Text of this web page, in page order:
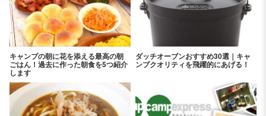
キャンプの朝に花を添える最高の朝
ごはん！過去に作った朝食を5つ紹介
します
ダッチオーブンおすすめ30選｜キャ
ンプクオリティを飛躍的にあげる！